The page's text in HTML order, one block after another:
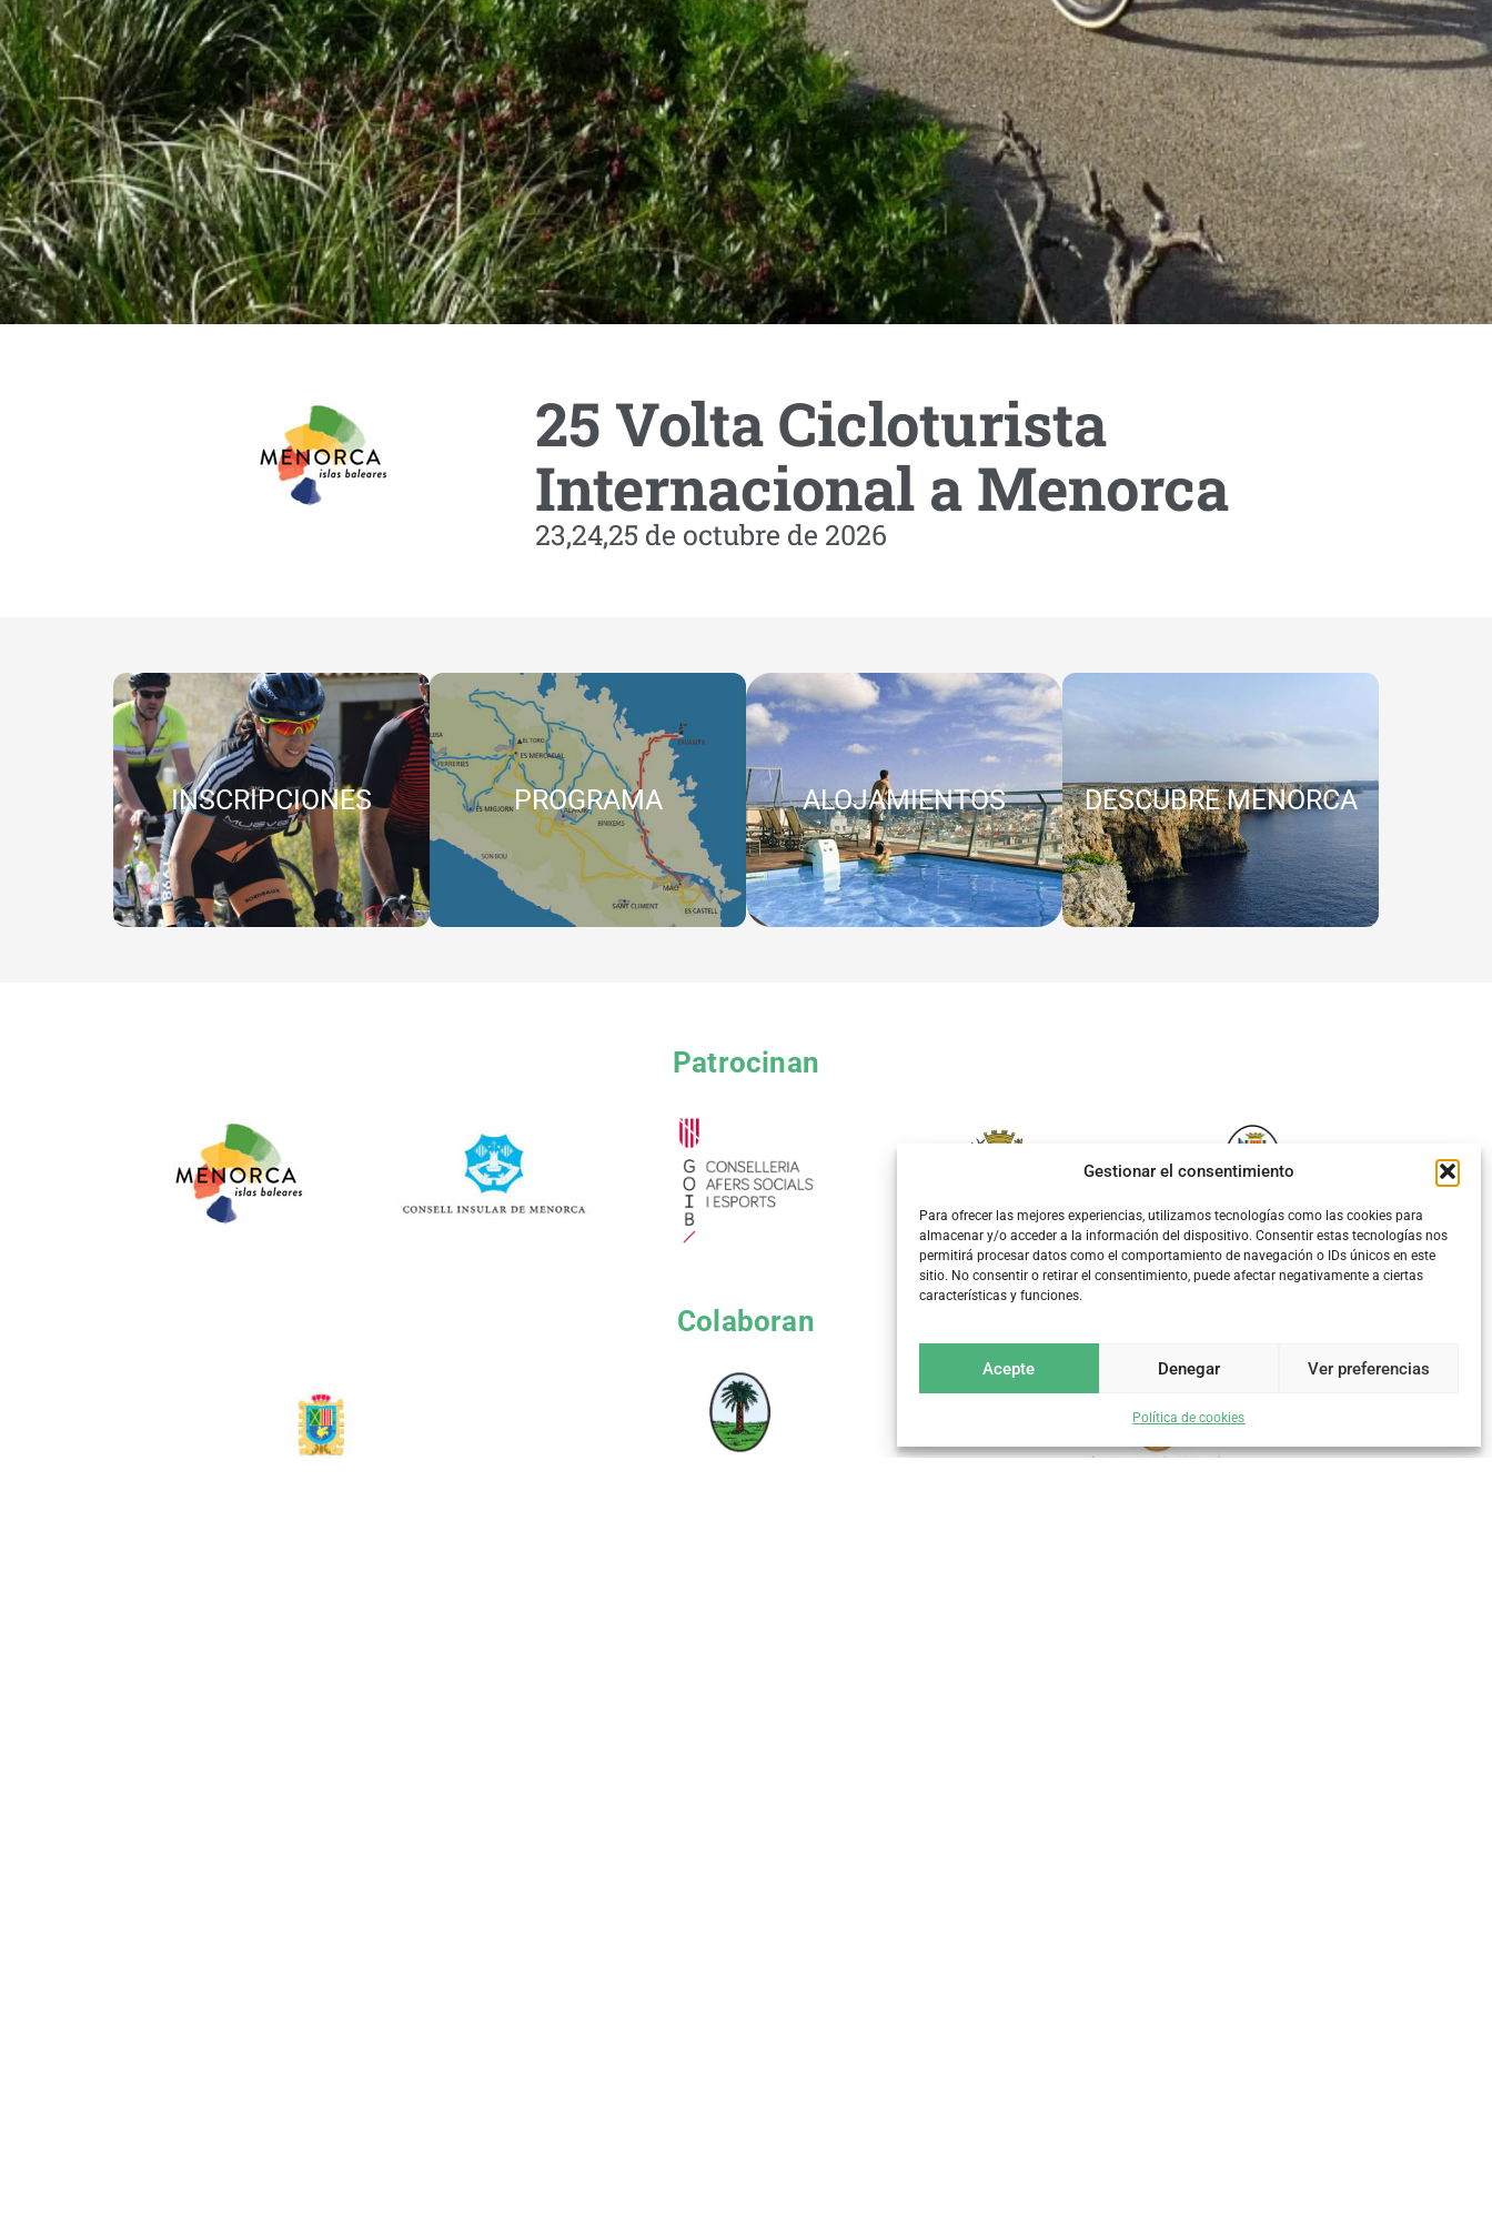
Gestionar el consentimiento
Para ofrecer las mejores experiencias, utilizamos tecnologías como las cookies para
almacenar y/o acceder a la información del dispositivo. Consentir estas tecnologías nos
permitirá procesar datos como el comportamiento de navegación o IDs únicos en este
sitio. No consentir o retirar el consentimiento, puede afectar negativamente a ciertas
características y funciones.
Acepte Denegar Ver preferencias
Política de cookies
25 Volta Cicloturista Internacional a
Menorca
25 Volta Cicloturista
Internacional a Menorca
23,24,25 de octubre de 2026
INSCRIPCIONES PROGRAMA ALOJAMIENTOS DESCUBRE MENORCA
Patrocinan
Colaboran